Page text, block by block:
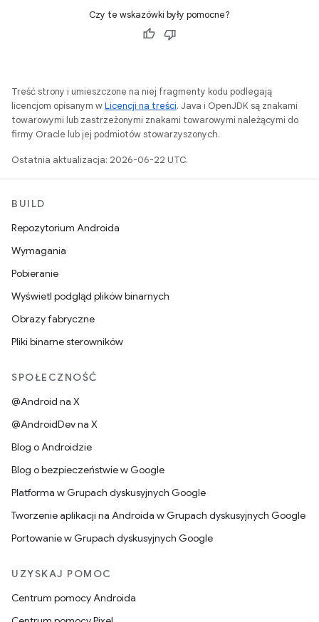
Czy te wskazówki były pomocne?
Treść strony i umieszczone na niej fragmenty kodu podlegają
licencjom opisanym wLicencji na treści. Java i OpenJDK są znakami
towarowymi lub zastrzeżonymi znakami towarowymi należącymi do
firmy Oracle lub jej podmiotów stowarzyszonych.
Ostatnia aktualizacja: 2026-06-22 UTC.
BUILD
Repozytorium Androida
Wymagania
Pobieranie
Wyświetl podgląd plików binarnych
Obrazy fabryczne
Pliki binarne sterowników
SPOŁECZNOŚĆ
@Android na X
@AndroidDev na X
Blog o Androidzie
Blog o bezpieczeństwie w Google
Platforma w Grupach dyskusyjnych Google
Tworzenie aplikacji na Androida w Grupach dyskusyjnych Google
Portowanie w Grupach dyskusyjnych Google
UZYSKAJ POMOC
Centrum pomocy Androida